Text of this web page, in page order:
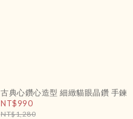
古典心鑽心造型 細緻貓眼晶鑽 手鍊
NT$990
NT$1,280